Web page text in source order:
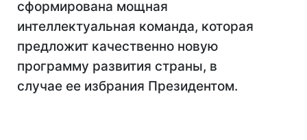
сформирована мощная
интеллектуальная команда, которая
предложит качественно новую
программу развития страны, в
случае ее избрания Президентом.